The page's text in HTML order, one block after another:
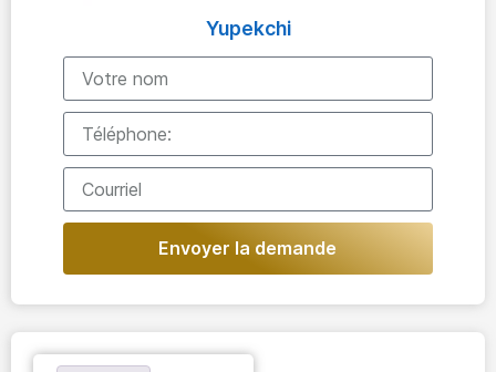
Yupekchi
Envoyer la demande